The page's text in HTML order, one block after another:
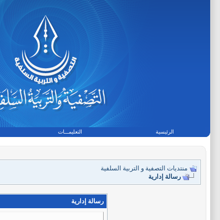
الرئيسية التعليمـــات
منتديات التصفية و التربية السلفية
رسالة إدارية
رسالة إدارية